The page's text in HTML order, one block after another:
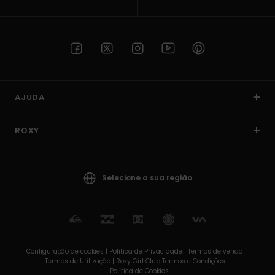
AJUDA
ROXY
Selecione a sua região
Configuração de cookies | Política de Privacidade | Termos de venda |
Termos de Utilizaçâo | Roxy Girl Club Termos e Condições |
Política de Cookies